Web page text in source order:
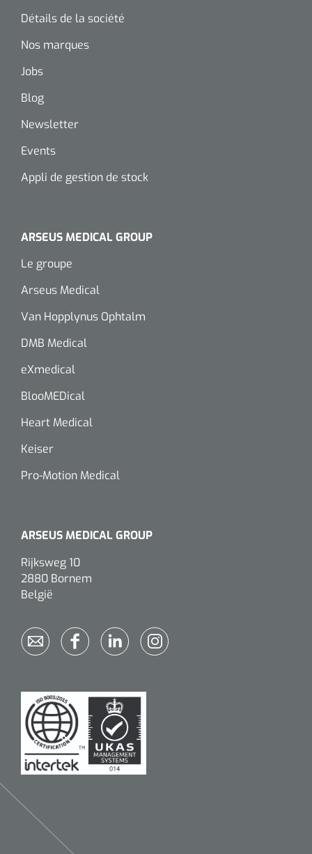
Détails de la société
Nos marques
Jobs
Blog
Newsletter
Events
Appli de gestion de stock
ARSEUS MEDICAL GROUP
Le groupe
Arseus Medical
Van Hopplynus Ophtalm
DMB Medical
eXmedical
BlooMEDical
Heart Medical
Keiser
Pro-Motion Medical
ARSEUS MEDICAL GROUP
Rijksweg 10
2880 Bornem
België